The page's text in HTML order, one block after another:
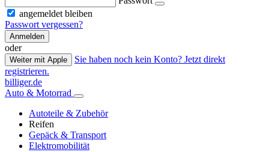
angemeldet bleiben
Passwort vergessen?
Anmelden
oder
Weiter mit Apple
Sie haben noch kein Konto? Jetzt direkt
registrieren.
billiger.de
Auto & Motorrad
Autoteile & Zubehör
Reifen
Gepäck & Transport
Elektromobilität